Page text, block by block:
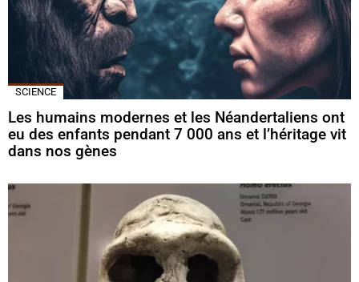
SCIENCE
Les humains modernes et les Néandertaliens ont
eu des enfants pendant 7 000 ans et l’héritage vit
dans nos gènes